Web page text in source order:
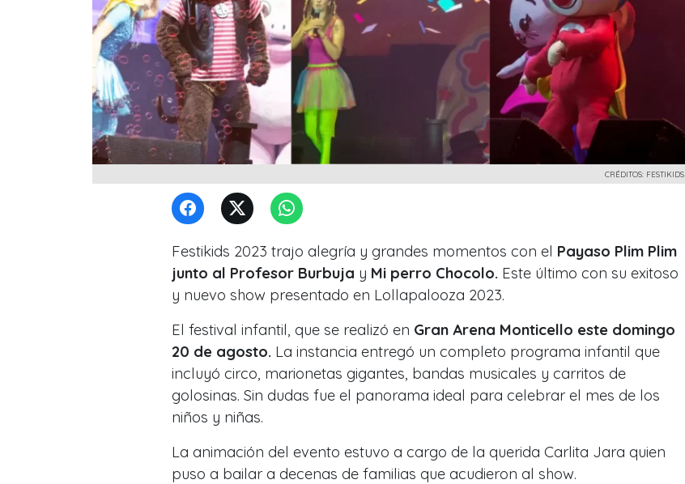
CRÉDITOS: FESTIKIDS
Festikids 2023 trajo alegría y grandes momentos con el Payaso Plim Plim
junto al Profesor Burbuja y Mi perro Chocolo. Este último con su exitoso
y nuevo show presentado en Lollapalooza 2023.
El festival infantil, que se realizó en Gran Arena Monticello este domingo
20 de agosto. La instancia entregó un completo programa infantil que
incluyó circo, marionetas gigantes, bandas musicales y carritos de
golosinas. Sin dudas fue el panorama ideal para celebrar el mes de los
niños y niñas.
La animación del evento estuvo a cargo de la querida Carlita Jara quien
puso a bailar a decenas de familias que acudieron al show.